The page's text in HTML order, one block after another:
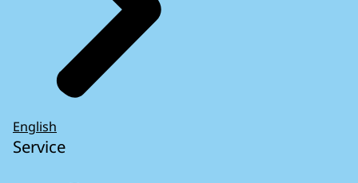
English
Service